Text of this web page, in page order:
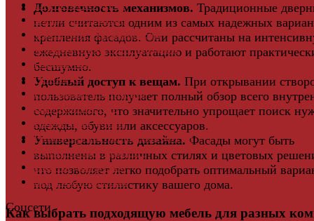
Долговечность механизмов. Традиционные
петли считаются одним из самых надежных
крепления фасадов. Они рассчитаны на
ежедневную эксплуатацию и работают
бесшумно.
Удобный доступ к вещам. При открывании
пользователь получает полный обзор всего
содержимого, что значительно упрощает поиск
одежды, обуви или аксессуаров.
Универсальность дизайна. Фасады могут быть
выполнены в различных стилях и цветовых
что позволяет легко подобрать оптимальный
под любую стилистику вашего дома.
Как выбрать подходящую мебель для разных
Ступени из ДПК
Фасадная плитка
Фасадные термопанели
Фиброцементный Сайдинг
Подложка для ламината
Плинтус
Подложка из пробки
Пробковый пол
Паркетная доска
Инженерная паркетная доска
Виниловый ламинат
Винты для ручек
Массивная доска
Соцсети